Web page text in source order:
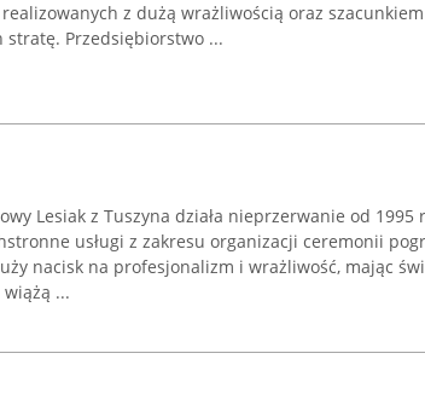
z dużą wrażliwością oraz
stratę. Przedsiębiorstwo ...
Lesiak z Tuszyna działa nieprzerwanie od 1995
usługi z zakresu organizacji ceremonii
nacisk na profesjonalizm i wrażliwość, mając
...